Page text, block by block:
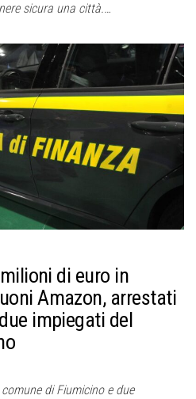
sicura una città.…
di euro in
Amazon, arrestati
impiegati del
di Fiumicino e due